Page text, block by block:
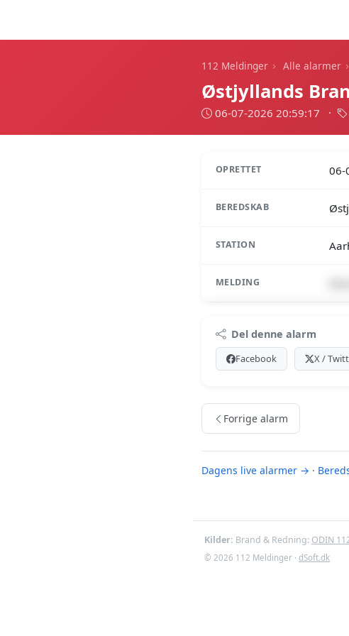
112 Meldinger › Alle alarmer ›
Østjyllands
06-07-2026 20:59:17 ·
OPRETTET 06-
BEREDSKAB
STATION
MELDING
Premium
Log ind med Premium for
Se Premium-
Del denne alarm
Facebook X /
Forrige alarm
Dagens live alarmer → ·
Kilder: Brand & Redning: ODIN
© 2026 112 Meldinger · dSoft.dk